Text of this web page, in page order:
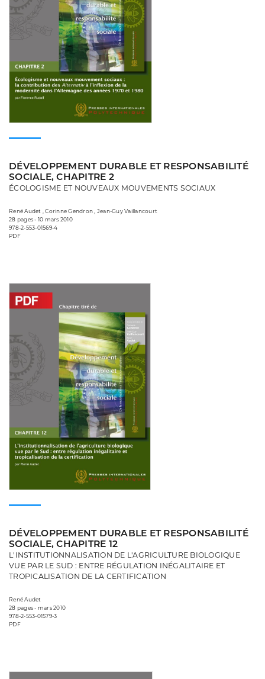
DÉVELOPPEMENT DURABLE ET RESPONSABILITÉ
SOCIALE, CHAPITRE 2
ÉCOLOGISME ET NOUVEAUX MOUVEMENTS SOCIAUX
René Audet , Corinne Gendron , Jean-Guy Vaillancourt
28 pages • 10 mars 2010
978-2-553-01569-4
PDF
DÉVELOPPEMENT DURABLE ET RESPONSABILITÉ
SOCIALE, CHAPITRE 12
L'INSTITUTIONNALISATION DE L'AGRICULTURE BIOLOGIQUE
VUE PAR LE SUD : ENTRE RÉGULATION INÉGALITAIRE ET
TROPICALISATION DE LA CERTIFICATION
René Audet
28 pages • mars 2010
978-2-553-01579-3
PDF